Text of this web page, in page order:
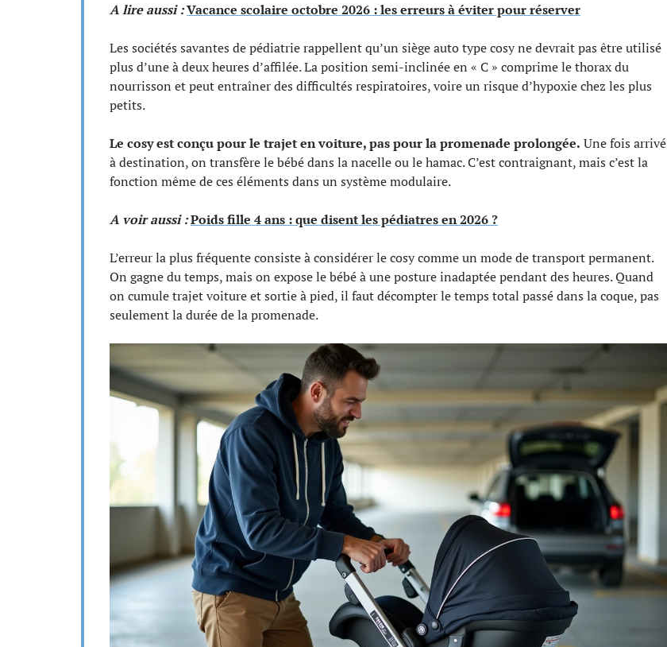
A lire aussi :Vacance scolaire octobre 2026 : les erreurs à éviter pour réserver
Les sociétés savantes de pédiatrie rappellent qu’un siège auto type cosy ne devrait pas être utilisé
plus d’une à deux heures d’affilée. La position semi-inclinée en « C » comprime le thorax du
nourrisson et peut entraîner des difficultés respiratoires, voire un risque d’hypoxie chez les plus
petits.
Le cosy est conçu pour le trajet en voiture, pas pour la promenade prolongée. Une fois arrivé
à destination, on transfère le bébé dans la nacelle ou le hamac. C’est contraignant, mais c’est la
fonction même de ces éléments dans un système modulaire.
A voir aussi :Poids fille 4 ans : que disent les pédiatres en 2026 ?
L’erreur la plus fréquente consiste à considérer le cosy comme un mode de transport permanent.
On gagne du temps, mais on expose le bébé à une posture inadaptée pendant des heures. Quand
on cumule trajet voiture et sortie à pied, il faut décompter le temps total passé dans la coque, pas
seulement la durée de la promenade.